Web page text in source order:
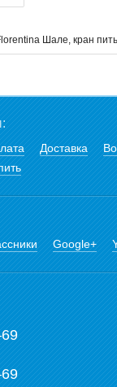
Шале, кран
Доставка
Google+